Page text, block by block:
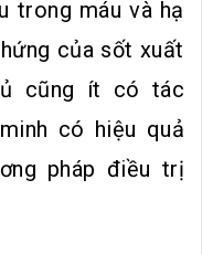
trong máu và hạ
của sốt xuất
cũng ít có tác
có hiệu quả
pháp điều trị